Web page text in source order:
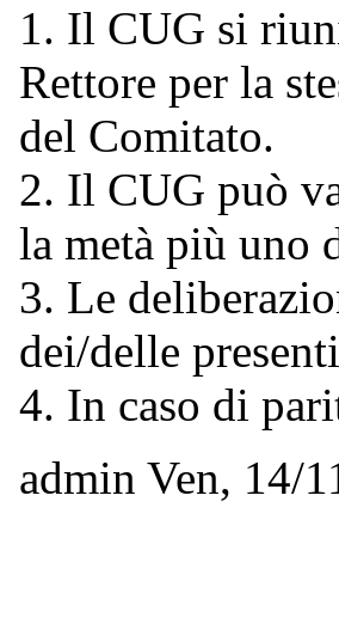
1. Il CUG si
Rettore per la
del Comitato.
2. Il CUG può
la metà più uno
3. Le
dei/delle
4. In caso di
admin Ven, 14/